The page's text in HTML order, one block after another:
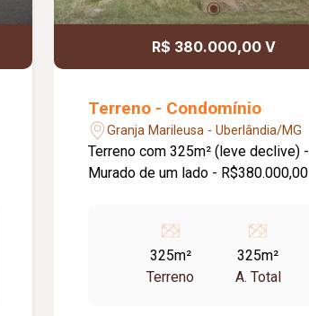
R$ 380.000,00 V
Terreno - Condomínio
Granja Marileusa - Uberlândia/MG
Terreno com 325m² (leve declive) -
Murado de um lado - R$380.000,00
325m²
Terreno
325m²
A. Total